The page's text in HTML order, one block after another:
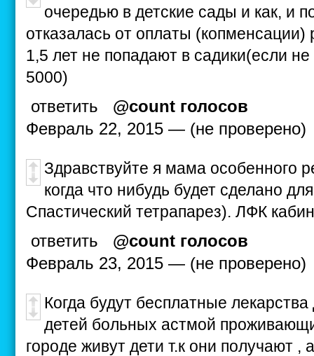
очередью в детские сады и как, и
отказалась от оплаты (копменсации)
1,5 лет не попадают в садики(если
5000)
ответить
@count голосов
Февраль 22, 2015 — (не проверено)
Здравствуйте я мама особенного
когда что нибудь будет сделано
Спастический тетрапарез). ЛФК
ответить
@count голосов
Февраль 23, 2015 — (не проверено)
Когда будут бесплатные
детей больных астмой
городе живут дети т.к они получают ,